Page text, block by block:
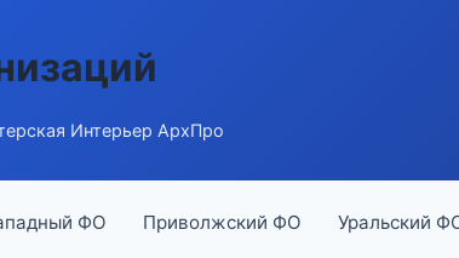
Интерьер АрхПро
ФО Приволжский ФО Уральский